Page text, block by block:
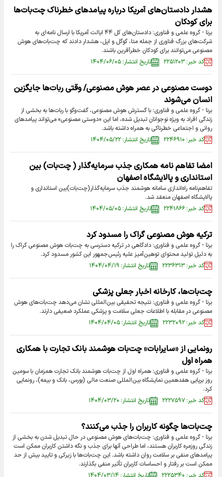
هشدار دادستان‌های آمریکا درباره پیامدهای خطرناک چت‌بات‌ها
برای کودکان
برنا - گروه علمی و فناوری: دادستان‌های کل ۴۴ ایالت آمریکا با ارسال نامه‌ای به
شرکت‌های بزرگ فناوری از جمله متا، گوگل و اپل، هشدار دادند که چت‌بات‌های هوش
مصنوعی می‌توانند برای کودکان خطرآفرین باشند.
کد خبر: ۲۲۵۱۲۰۳
تاریخ انتشار: ۱۴۰۴/۰۶/۰۵
دوست مصنوعی در عصر هوش مصنوعی/ وقتی ربات‌ها جایگزین
انسان می‌شوند
برنا - گروه علمی و فناوری: با گسترش هوش مصنوعی، گفت‌وگو با ربات‌ها به بخشی از
زندگی افراد به ویژه نوجوانان تبدیل شده، اما این «دوستی مصنوعی» می‌تواند پیامدهای
روانی و اجتماعی خطرناکی به همراه داشته باشد.
کد خبر: ۲۲۴۶۹۱۰
تاریخ انتشار: ۱۴۰۴/۰۵/۲۲
امضا تفاهم نامه همکاری جذب سرمایه‌گذار ( چت‌بات) بین
استانداری و پالایشگاه اصفهان
تفاهم‌نامه راه‌اندازی سامانه هوشمند جذب سرمایه‌گذار(چت‌بات)بین استانداری و
پالایشگاه اصفهان منعقد شد.
کد خبر: ۲۲۴۱۸۶۶
تاریخ انتشار: ۱۴۰۴/۰۵/۰۵
ترکیه هوش مصنوعی گراک را مسدود کرد
برنا - گروه علمی و فناوری: دادگاهی در ترکیه دسترسی به چت‌بات هوش مصنوعی گراک را
به دلیل تولید محتوای توهین‌آمیز علیه رئیس‌جمهور این کشور مسدود کرد.
کد خبر: ۲۲۳۶۳۱۳
تاریخ انتشار: ۱۴۰۴/۰۴/۱۹
چت‌بات‌ها، کارخانه اخبار جعلی پزشکی
برنا - گروه علمی و فناوری: نتیجه تحقیقی بین‌المللی نشان می‌دهد چت‌بات‌های هوش
مصنوعی در مقابله با اطلاعات جعلی سلامت و پزشکی عملکرد ضعیفی دارند.
کد خبر: ۲۲۳۲۰۹۲
تاریخ انتشار: ۱۴۰۴/۰۴/۰۵
رونمایی از «سایرابات» چت‌بات هوشمند بانک تجارت با همکاری
همراه اول
برنا - گروه علمی و فناوری: همراه اول از چت‌بات هوشمند بانک تجارت همزمان با سومین
روز برپایی هفدهمین نمایشگاه بین‌المللی صنعت مالی (بورس، بانک و بیمه)، رونمایی
کرد.
کد خبر: ۲۲۲۷۵۹۷
تاریخ انتشار: ۱۴۰۴/۰۳/۲۰
چت‌بات‌ها چگونه کاربران را جذب می‌کنند؟
برنا - گروه علمی و فناوری: چت‌بات‌های هوش مصنوعی در حال تبدیل شدن به بخشی از
زندگی روزمره کاربران هستند، اما طراحی آنها برای جذب و نگه داشتن کاربران ممکن است
پیامدهای منفی بر سلامت روان داشته باشد. این چت‌بات‌ها با زیرکی و تایید بیش از حد
ممکن است بر رفتار و احساسات کاربران تأثیر منفی بگذارند.